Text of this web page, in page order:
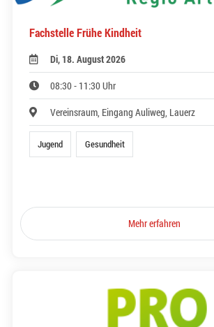
Fachstelle Frühe Kindheit
Di, 18. August 2026
08:30 - 11:30 Uhr
Vereinsraum, Eingang Auliweg, Lauerz
Jugend Gesundheit
Mehr erfahren